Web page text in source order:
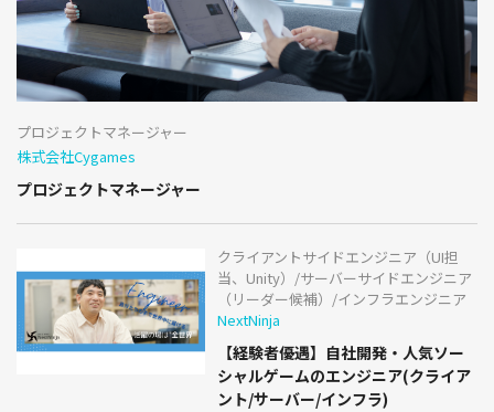
プロジェクトマネージャー
株式会社Cygames
プロジェクトマネージャー
クライアントサイドエンジニア（UI担
当、Unity）/サーバーサイドエンジニア
（リーダー候補）/インフラエンジニア
NextNinja
【経験者優遇】自社開発・人気ソー
シャルゲームのエンジニア(クライア
ント/サーバー/インフラ)